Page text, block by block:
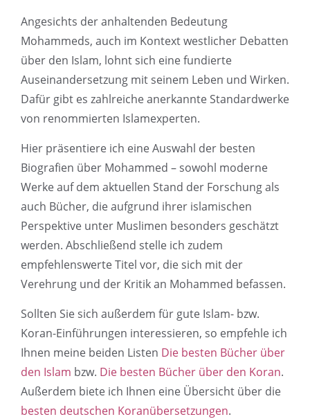
Angesichts der anhaltenden Bedeutung
Mohammeds, auch im Kontext westlicher Debatten
über den Islam, lohnt sich eine fundierte
Auseinandersetzung mit seinem Leben und Wirken.
Dafür gibt es zahlreiche anerkannte Standardwerke
von renommierten Islamexperten.
Hier präsentiere ich eine Auswahl der besten
Biografien über Mohammed – sowohl moderne
Werke auf dem aktuellen Stand der Forschung als
auch Bücher, die aufgrund ihrer islamischen
Perspektive unter Muslimen besonders geschätzt
werden. Abschließend stelle ich zudem
empfehlenswerte Titel vor, die sich mit der
Verehrung und der Kritik an Mohammed befassen.
Sollten Sie sich außerdem für gute Islam- bzw.
Koran-Einführungen interessieren, so empfehle ich
Ihnen meine beiden Listen Die besten Bücher über
den Islam bzw. Die besten Bücher über den Koran.
Außerdem biete ich Ihnen eine Übersicht über die
besten deutschen Koranübersetzungen.